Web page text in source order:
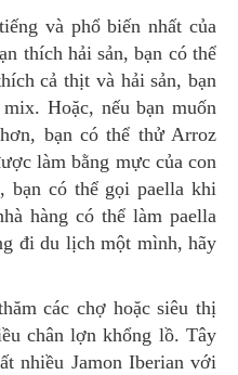
và phổ biến nhất của
thích hải sản, bạn có thể
cả thịt và hải sản, bạn
Hoặc, nếu bạn muốn
bạn có thể thử Arroz
làm bằng mực của con
bạn có thể gọi paella khi
hàng có thể làm paella
đi du lịch một mình, hãy
các chợ hoặc siêu thị
chân lợn khổng lồ. Tây
nhiều Jamon Iberian với